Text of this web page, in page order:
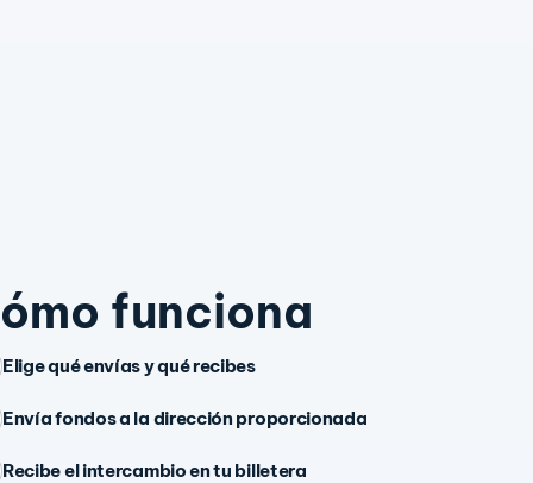
funciona
Elige qué envías y qué recibes
Envía fondos a la dirección proporcionada
Recibe el intercambio en tu billetera